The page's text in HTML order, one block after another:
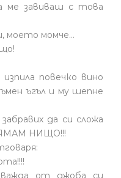
ме завиваш с това
моето момче…
повечко вино
ъгъл и му шепне
да си сложа
НИЩО!!!
от джоба си